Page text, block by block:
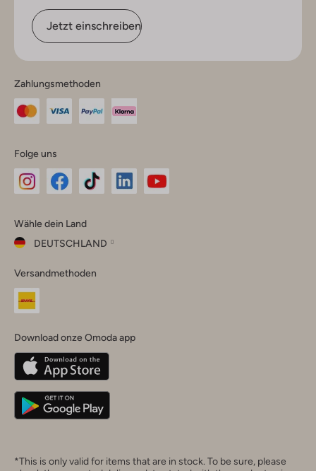
Jetzt einschreiben
Zahlungsmethoden
Folge uns
Instagram
Facebook
TikTok
Wähle dein Land
DEUTSCHLAND
dein
Land
Belgique(Français)
Deutschland
Versandmethoden
Download onze Omoda app
*This is only valid for items that are in stock. To be sure, please